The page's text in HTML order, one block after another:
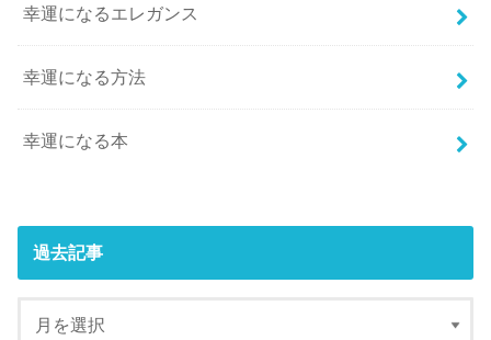
幸運になるエレガンス
幸運になる方法
幸運になる本
過去記事